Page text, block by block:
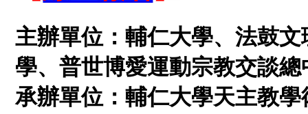
主辦單位：輔仁大學、法鼓
學、普世博愛運動宗教交談總
承辦單位：輔仁大學天主教